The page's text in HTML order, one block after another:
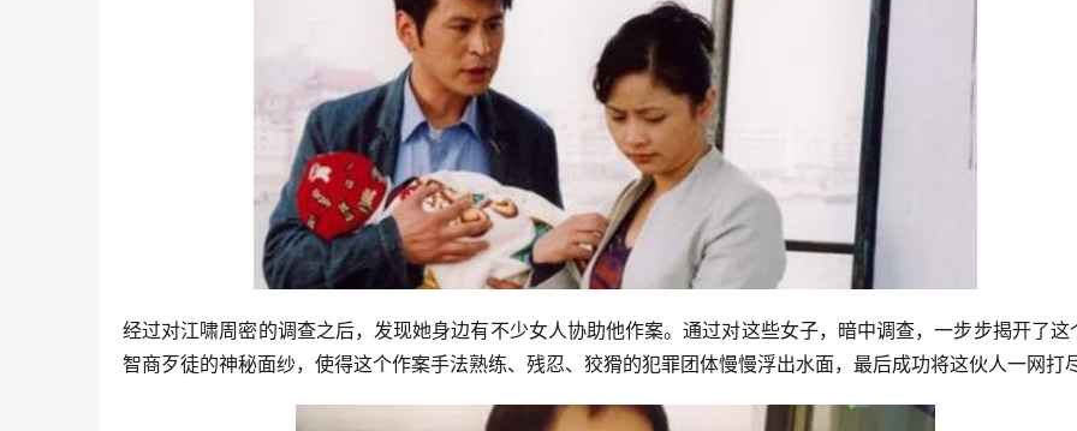
经过对江啸周密的调查之后，发现她身边有不少女人协助他作案。通过对这些女子，暗中调查，一步步揭开了这
智商歹徒的神秘面纱，使得这个作案手法熟练、残忍、狡猾的犯罪团体慢慢浮出水面，最后成功将这伙人一网打